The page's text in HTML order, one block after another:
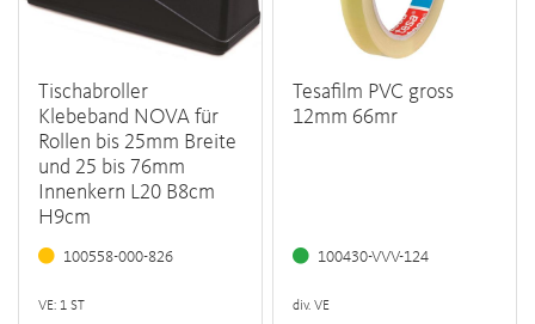
Tischabroller
Klebeband NOVA für
Rollen bis 25mm Breite
und 25 bis 76mm
Innenkern L20 B8cm
H9cm
100558-000-826
VE: 1 ST
Tesafilm PVC gross
12mm 66mr
100430-VVV-124
div. VE